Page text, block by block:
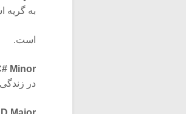
به گریه
است.
Minor :
در